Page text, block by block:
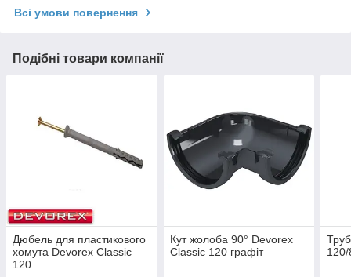
Всі умови повернення
Подібні товари компанії
Дюбель для пластикового
хомута Devorex Classic
120
Кут жолоба 90° Devorex
Classic 120 графіт
120/